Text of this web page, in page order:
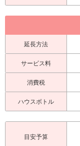
延長方法
サービス料
消費税
ハウスボトル
目安予算